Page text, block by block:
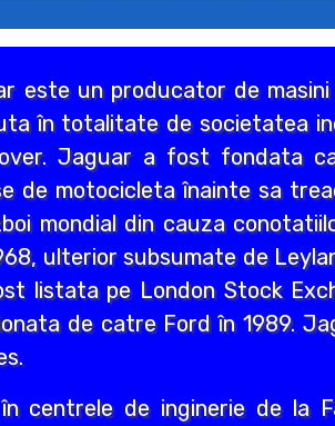
este un producator de
în totalitate de societatea
Jaguar a fost fondata
de motocicleta înainte sa
mondial din cauza
ulterior subsumate de
listata pe London Stock
de catre Ford în 1989.
centrele de inginerie de la